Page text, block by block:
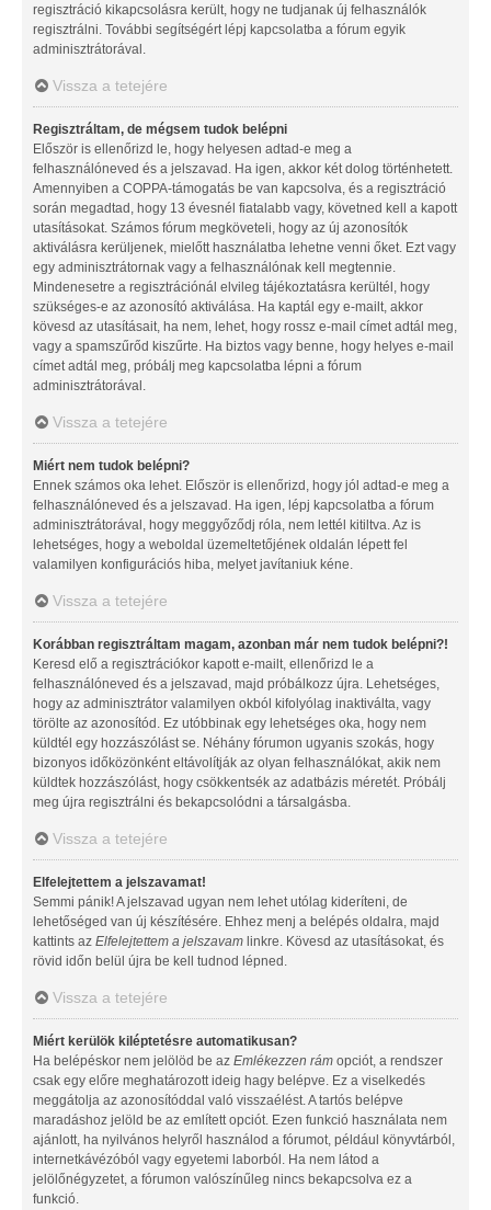
regisztráció kikapcsolásra került, hogy ne tudjanak új felhasználók
regisztrálni. További segítségért lépj kapcsolatba a fórum egyik
adminisztrátorával.
Vissza a tetejére
Regisztráltam, de mégsem tudok belépni
Először is ellenőrizd le, hogy helyesen adtad-e meg a
felhasználóneved és a jelszavad. Ha igen, akkor két dolog történhetett.
Amennyiben a COPPA-támogatás be van kapcsolva, és a regisztráció
során megadtad, hogy 13 évesnél fiatalabb vagy, követned kell a kapott
utasításokat. Számos fórum megköveteli, hogy az új azonosítók
aktiválásra kerüljenek, mielőtt használatba lehetne venni őket. Ezt vagy
egy adminisztrátornak vagy a felhasználónak kell megtennie.
Mindenesetre a regisztrációnál elvileg tájékoztatásra kerültél, hogy
szükséges-e az azonosító aktiválása. Ha kaptál egy e-mailt, akkor
kövesd az utasításait, ha nem, lehet, hogy rossz e-mail címet adtál meg,
vagy a spamszűrőd kiszűrte. Ha biztos vagy benne, hogy helyes e-mail
címet adtál meg, próbálj meg kapcsolatba lépni a fórum
adminisztrátorával.
Vissza a tetejére
Miért nem tudok belépni?
Ennek számos oka lehet. Először is ellenőrizd, hogy jól adtad-e meg a
felhasználóneved és a jelszavad. Ha igen, lépj kapcsolatba a fórum
adminisztrátorával, hogy meggyőződj róla, nem lettél kitiltva. Az is
lehetséges, hogy a weboldal üzemeltetőjének oldalán lépett fel
valamilyen konfigurációs hiba, melyet javítaniuk kéne.
Vissza a tetejére
Korábban regisztráltam magam, azonban már nem tudok belépni?!
Keresd elő a regisztrációkor kapott e-mailt, ellenőrizd le a
felhasználóneved és a jelszavad, majd próbálkozz újra. Lehetséges,
hogy az adminisztrátor valamilyen okból kifolyólag inaktiválta, vagy
törölte az azonosítód. Ez utóbbinak egy lehetséges oka, hogy nem
küldtél egy hozzászólást se. Néhány fórumon ugyanis szokás, hogy
bizonyos időközönként eltávolítják az olyan felhasználókat, akik nem
küldtek hozzászólást, hogy csökkentsék az adatbázis méretét. Próbálj
meg újra regisztrálni és bekapcsolódni a társalgásba.
Vissza a tetejére
Elfelejtettem a jelszavamat!
Semmi pánik! A jelszavad ugyan nem lehet utólag kideríteni, de
lehetőséged van új készítésére. Ehhez menj a belépés oldalra, majd
kattints az Elfelejtettem a jelszavam linkre. Kövesd az utasításokat, és
rövid időn belül újra be kell tudnod lépned.
Vissza a tetejére
Miért kerülök kiléptetésre automatikusan?
Ha belépéskor nem jelölöd be az Emlékezzen rám opciót, a rendszer
csak egy előre meghatározott ideig hagy belépve. Ez a viselkedés
meggátolja az azonosítóddal való visszaélést. A tartós belépve
maradáshoz jelöld be az említett opciót. Ezen funkció használata nem
ajánlott, ha nyilvános helyről használod a fórumot, például könyvtárból,
internetkávézóból vagy egyetemi laborból. Ha nem látod a
jelölőnégyzetet, a fórumon valószínűleg nincs bekapcsolva ez a
funkció.